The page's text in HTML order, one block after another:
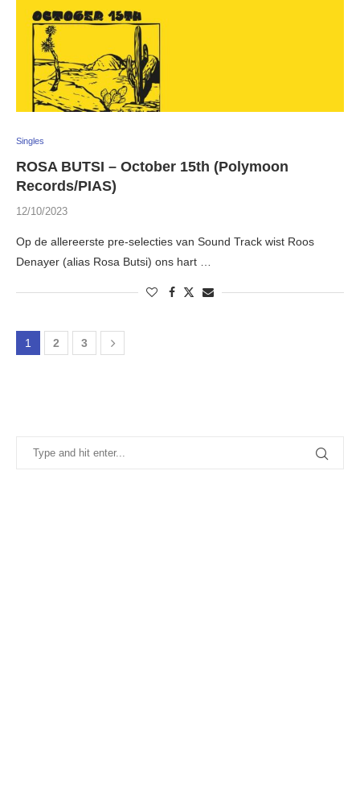
Singles
ROSA BUTSI – October 15th (Polymoon
Records/PIAS)
12/10/2023
Op de allereerste pre-selecties van Sound Track wist Roos
Denayer (alias Rosa Butsi) ons hart …
1 2 3